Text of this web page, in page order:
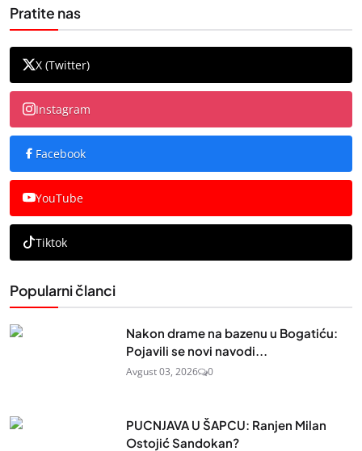
Pratite nas
X (Twitter)
Instagram
Facebook
YouTube
Tiktok
Popularni članci
Nakon drame na bazenu u Bogatiću:
Pojavili se novi navodi...
Avgust 03, 2026 0
PUCNJAVA U ŠAPCU: Ranjen Milan
Ostojić Sandokan?